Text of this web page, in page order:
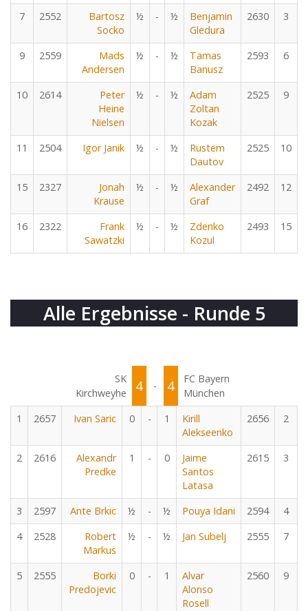
7 2552
Bartosz
Socko
½ - ½
Benjamin
Gledura
2630 3
9 2559
Mads
Andersen
½ - ½
Tamas
Banusz
2593 6
10 2614
Peter
Heine
Nielsen
½ - ½
Adam
Zoltan
Kozak
2525 9
11 2504 Igor Janik ½ - ½
Rustem
Dautov
2525 10
15 2327
Jonah
Krause
½ - ½
Alexander
Graf
2492 12
16 2322
Frank
Sawatzki
½ - ½
Zdenko
Kozul
2493 15
Alle Ergebnisse - Runde 5
SK
Kirchweyhe
4 - 4
FC Bayern
München
1
2657 Ivan Saric 0 - 1
Kirill
Alekseenko
2656 2
2 2616
Alexandr
Predke
1 - 0
Jaime
Santos
Latasa
2615 3
3 2597 Ante Brkic ½ - ½ Pouya Idani 2594
4
4
2528
Robert
Markus
½ - ½ Jan Subelj 2555 7
5 2555
Borki
Predojevic
0 - 1
Alvar
Alonso
Rosell
2560 9